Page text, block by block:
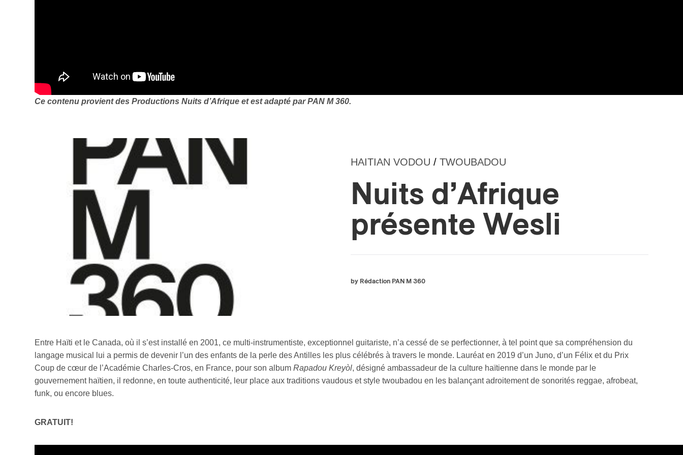
Ce contenu provient des Productions Nuits d’Afrique et est adapté par PAN M 360.
HAITIAN VODOU / TWOUBADOU
Nuits d’Afrique
présente Wesli
by Rédaction PAN M 360
Entre Haïti et le Canada, où il s’est installé en 2001, ce multi-instrumentiste, exceptionnel guitariste, n’a cessé de se perfectionner, à tel point que sa compréhension du
langage musical lui a permis de devenir l’un des enfants de la perle des Antilles les plus célébrés à travers le monde. Lauréat en 2019 d’un Juno, d’un Félix et du Prix
Coup de cœur de l’Académie Charles-Cros, en France, pour son album Rapadou Kreyòl, désigné ambassadeur de la culture haïtienne dans le monde par le
gouvernement haïtien, il redonne, en toute authenticité, leur place aux traditions vaudous et style twoubadou en les balançant adroitement de sonorités reggae, afrobeat,
funk, ou encore blues.
GRATUIT!